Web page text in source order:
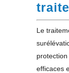
Le
efficaces